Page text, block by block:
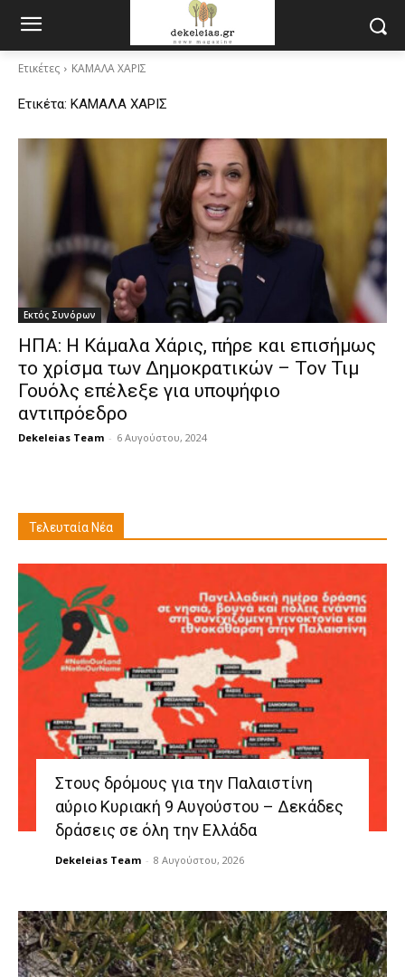
Ετικέτες ΚΑΜΑΛΑ ΧΑΡΙΣ
Ετικέτα: ΚΑΜΑΛΑ ΧΑΡΙΣ
Εκτός Συνόρων
ΗΠΑ: Η Κάμαλα Χάρις, πήρε και επισήμως
το χρίσμα των Δημοκρατικών – Τον Τιμ
Γουόλς επέλεξε για υποψήφιο
αντιπρόεδρο
Dekeleias Team - 6 Αυγούστου, 2024
Τελευταία Νέα
Στους δρόμους για την Παλαιστίνη
αύριο Κυριακή 9 Αυγούστου – Δεκάδες
δράσεις σε όλη την Ελλάδα
Dekeleias Team - 8 Αυγούστου, 2026